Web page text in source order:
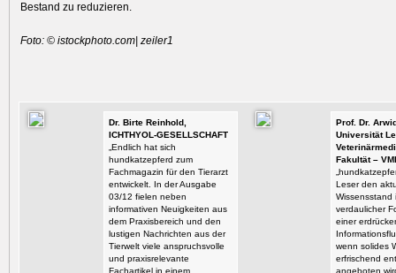
Bestand zu reduzieren.
Foto: © istockphoto.com| zeiler1
Dr. Birte Reinhold,
ICHTHYOL-GESELLSCHAFT
„Endlich hat sich
hundkatzepferd zum
Fachmagazin für den Tierarzt
entwickelt. In der Ausgabe
03/12 fielen neben
informativen Neuigkeiten aus
dem Praxisbereich und den
lustigen Nachrichten aus der
Tierwelt viele anspruchsvolle
und praxisrelevante
Fachartikel in einem
Prof. Dr.
Universität
Fakultät –
Leser den
Wissensstand
verdaulicher
einer
wenn solides
erfrischend
angeboten